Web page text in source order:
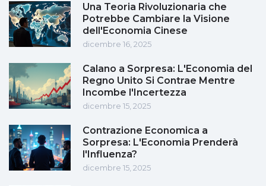
Una Teoria Rivoluzionaria che
Potrebbe Cambiare la Visione
dell'Economia Cinese
dicembre 16, 2025
Calano a Sorpresa: L'Economia del
Regno Unito Si Contrae Mentre
Incombe l'Incertezza
dicembre 15, 2025
Contrazione Economica a
Sorpresa: L'Economia Prenderà
l'Influenza?
dicembre 15, 2025